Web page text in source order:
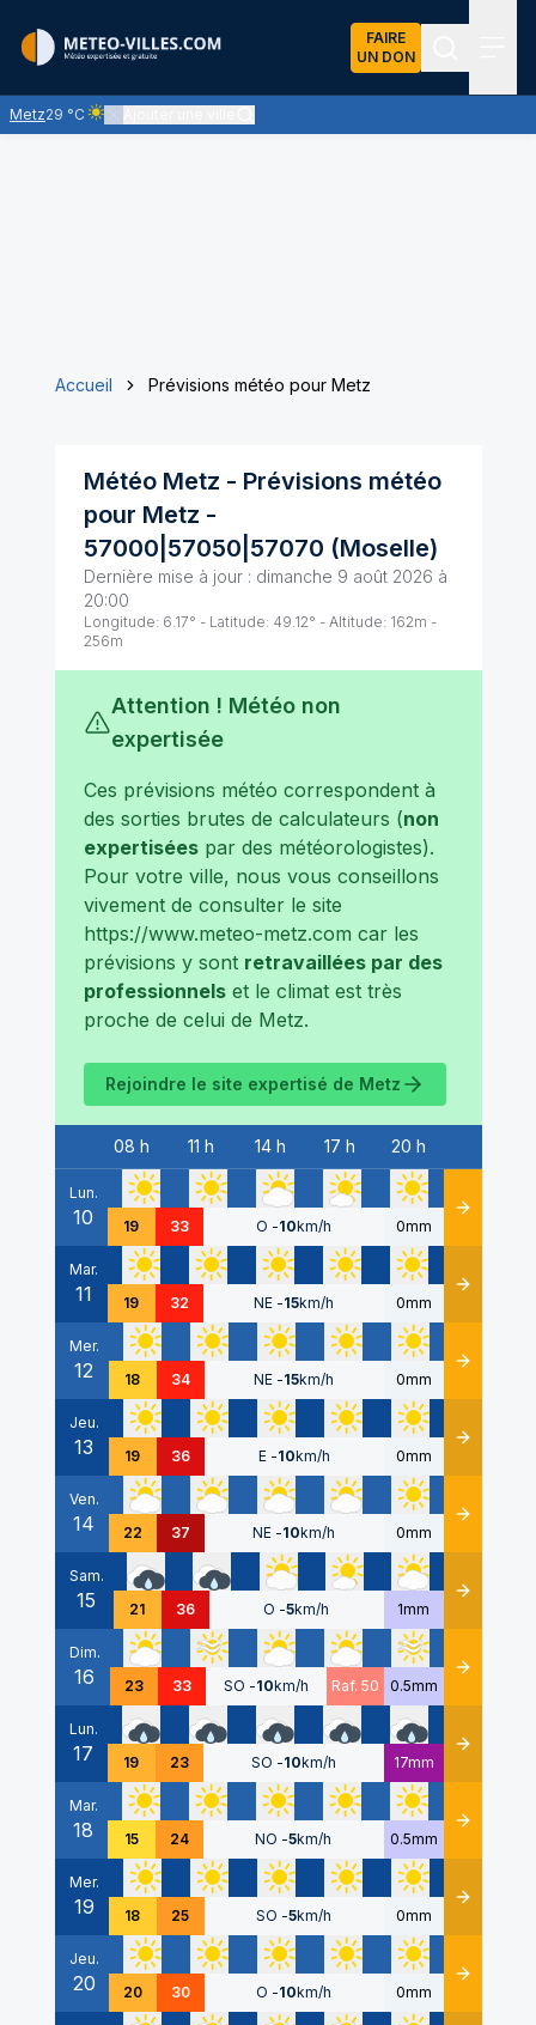
FAIRE
UN DON
Metz29 °C
Ciel clair - quasiment pas de nuages et un soleil omniprésent
Accueil Prévisions météo pour Metz
Météo Metz - Prévisions météo
pour Metz -
57000|57050|57070 (Moselle)
Dernière mise à jour : dimanche 9 août 2026 à
20:00
Longitude: 6.17° - Latitude: 49.12° - Altitude: 162m -
256m
Attention ! Météo non
expertisée
Ces prévisions météo correspondent à
des sorties brutes de calculateurs (non
expertiséespar des météorologistes).
Pour votre ville, nous vous conseillons
vivement de consulter le site
https://www.meteo-metz.com car les
prévisions y sont retravaillées par des
professionnelset le climat est très
proche de celui de Metz.
Rejoindre le site expertisé de Metz
Date
08 h 11 h 14 h 17 h 20 h
Lun.
10 19 33 O -10km/h 0mm Détails
Mar.
11 19 32 NE -15km/h 0mm Détails
Mer.
12 18 34 NE -15km/h 0mm Détails
Jeu.
13 19 36 E -10km/h 0mm Détails
Ven.
14 22 37 NE -10km/h 0mm Détails
Sam.
15 21 36 O -5km/h 1mm Détails
Dim.
16 23 33 SO -10km/h Raf. 50 0.5mm Détails
Lun.
17 19 23 SO -10km/h 17mm Détails
Mar.
18 15 24 NO -5km/h 0.5mm Détails
Mer.
19 18 25 SO -5km/h 0mm Détails
Jeu.
20 20 30 O -10km/h 0mm Détails